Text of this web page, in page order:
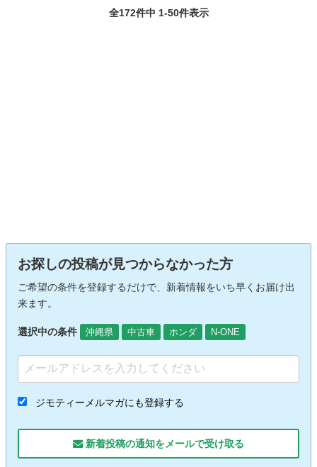
全172件中 1-50件表示
お探しの投稿が見つからなかった方
ご希望の条件を登録するだけで、新着情報をいち早くお届け出
来ます。
選択中の条件 沖縄県 中古車 ホンダ N-ONE
ジモティーメルマガにも登録する
新着投稿の通知をメールで受け取る